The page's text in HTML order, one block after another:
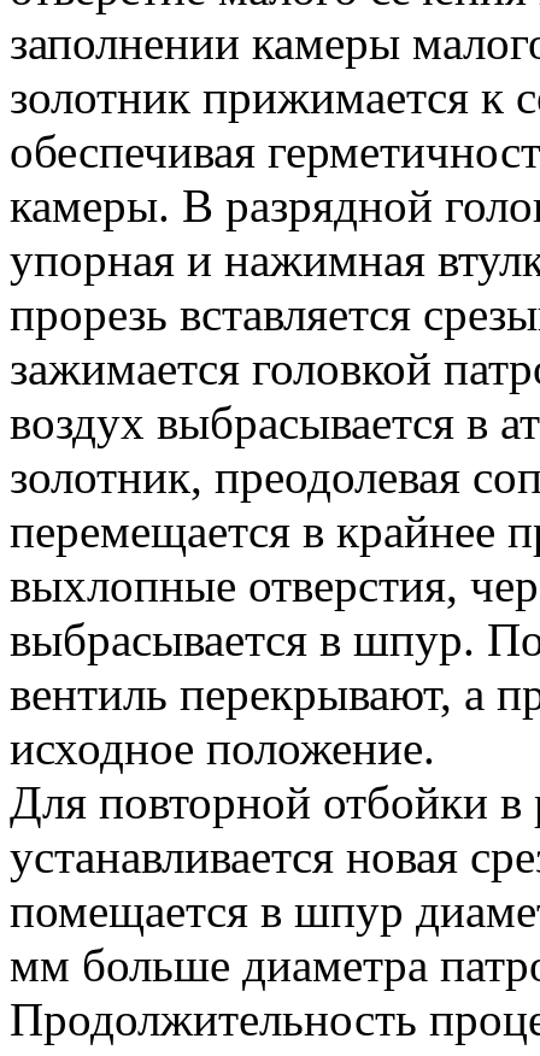
заполнении камеры
золотник прижимается к
обеспечивая
камеры. В разрядной
упорная и нажимная
прорезь вставляется
зажимается головкой
воздух выбрасывается в
золотник, преодолевая
перемещается в крайнее
выхлопные отверстия,
выбрасывается в шпур.
вентиль перекрывают, а
исходное положение.
Для повторной отбойки в
устанавливается новая
помещается в шпур
мм больше диаметра
Продолжительность